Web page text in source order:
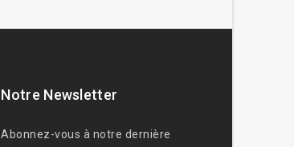
Notre Newsletter
Abonnez-vous à notre dernière